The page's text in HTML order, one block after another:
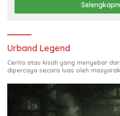
Urband Legend
Cerita atau kisah yang menyebar
dipercaya secara luas oleh